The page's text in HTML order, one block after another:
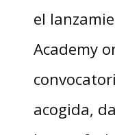
el
Academy
acogida,